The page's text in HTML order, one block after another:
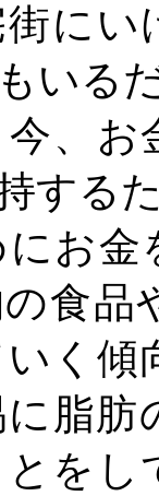
に
いる
、お
する
お
食品
く
脂
をし